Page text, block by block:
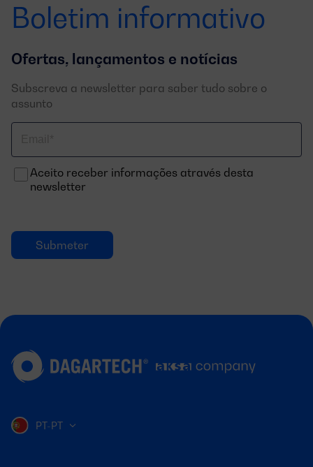
Boletim informativo
Ofertas, lançamentos e notícias
Subscreva a newsletter para saber tudo sobre o
assunto
electrónico
Aceito receber informações através desta
newsletter
PT-PT